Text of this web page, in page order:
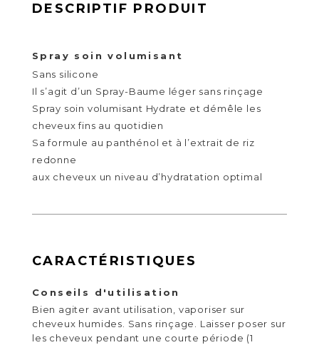
DESCRIPTIF PRODUIT
Spray soin volumisant
Sans silicone
Il s’agit d’un Spray-Baume léger sans rinçage
Spray soin volumisant Hydrate et démêle les
cheveux fins au quotidien
Sa formule au panthénol et à l’extrait de riz
redonne
aux cheveux un niveau d’hydratation optimal
CARACTÉRISTIQUES
Conseils d'utilisation
Bien agiter avant utilisation, vaporiser sur
cheveux humides. Sans rinçage. Laisser poser sur
les cheveux pendant une courte période (1